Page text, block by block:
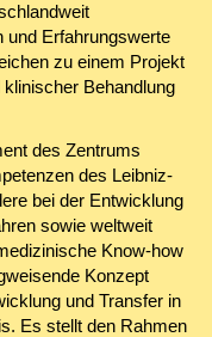
und Erfahrungswerte
zu einem Projekt
Behandlung
des Zentrums
des Leibniz-
bei der Entwicklung
sowie weltweit
Know-how
Konzept
und Transfer in
Es stellt den Rahmen